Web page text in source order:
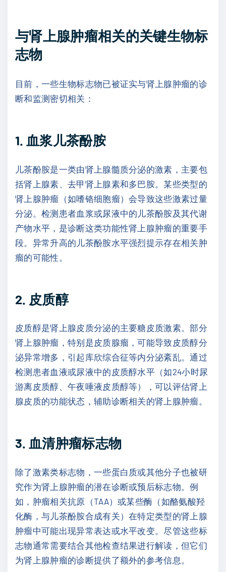
与肾上腺肿瘤相关的关键生物标
志物
目前，一些生物标志物已被证实与肾上腺肿瘤的诊
断和监测密切相关：
1. 血浆儿茶酚胺
儿茶酚胺是一类由肾上腺髓质分泌的激素，主要包
括肾上腺素、去甲肾上腺素和多巴胺。某些类型的
肾上腺肿瘤（如嗜铬细胞瘤）会导致这些激素过量
分泌。检测患者血浆或尿液中的儿茶酚胺及其代谢
产物水平，是诊断这类功能性肾上腺肿瘤的重要手
段。异常升高的儿茶酚胺水平强烈提示存在相关肿
瘤的可能性。
2. 皮质醇
皮质醇是肾上腺皮质分泌的主要糖皮质激素。部分
肾上腺肿瘤，特别是皮质腺瘤，可能导致皮质醇分
泌异常增多，引起库欣综合征等内分泌紊乱。通过
检测患者血液或尿液中的皮质醇水平（如24小时尿
游离皮质醇、午夜唾液皮质醇等），可以评估肾上
腺皮质的功能状态，辅助诊断相关的肾上腺肿瘤。
3. 血清肿瘤标志物
除了激素类标志物，一些蛋白质或其他分子也被研
究作为肾上腺肿瘤的潜在诊断或预后标志物。例
如，肿瘤相关抗原（TAA）或某些酶（如酪氨酸羟
化酶，与儿茶酚胺合成有关）在特定类型的肾上腺
肿瘤中可能出现异常表达或水平改变。尽管这些标
志物通常需要结合其他检查结果进行解读，但它们
为肾上腺肿瘤的诊断提供了额外的参考信息。